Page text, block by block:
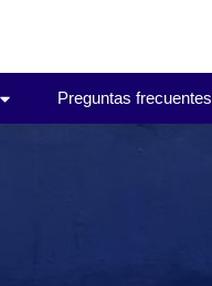
Preguntas frecuentes